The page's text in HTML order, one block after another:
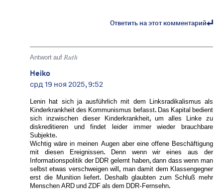
Ответить на этот комментарий
Antwort auf Ruth
Heiko
срд 19 ноя 2025, 9:52
Lenin hat sich ja ausführlich mit dem Linksradikalismus als
Kinderkrankheit des Kommunismus befasst. Das Kapital bedient
sich inzwischen dieser Kinderkrankheit, um alles Linke zu
diskreditieren und findet leider immer wieder brauchbare
Subjekte.
Wichtig wäre in meinen Augen aber eine offene Beschäftigung
mit diesen Ereignissen. Denn wenn wir eines aus der
Informationspolitik der DDR gelernt haben, dann dass wenn man
selbst etwas verschweigen will, man damit dem Klassengegner
erst die Munition liefert. Deshalb glaubten zum Schluß mehr
Menschen ARD und ZDF als dem DDR-Fernsehn.